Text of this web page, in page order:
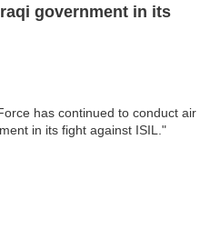
government in its